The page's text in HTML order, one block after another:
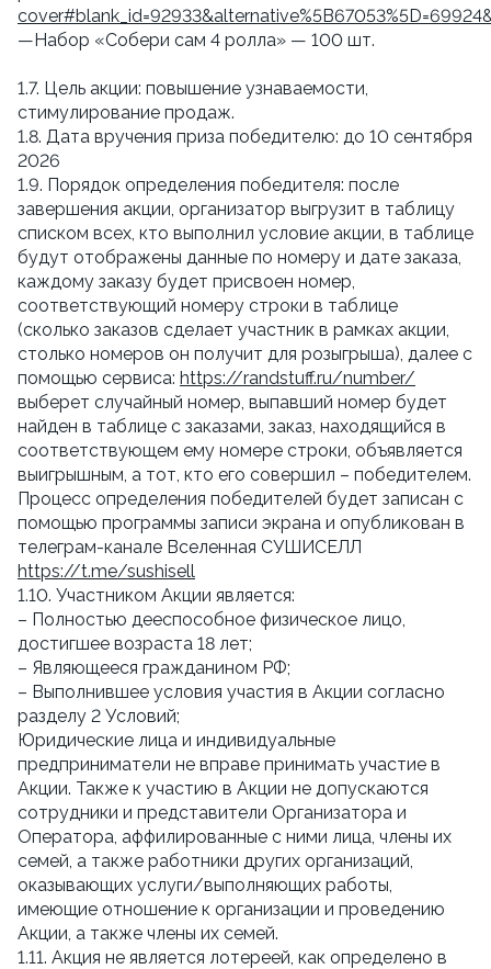
—Набор «Собери сам 4 ролла» — 100 шт.
1.7. Цель акции: повышение узнаваемости,
стимулирование продаж.
1.8. Дата вручения приза победителю: до 10 сентября
2026
1.9. Порядок определения победителя: после
завершения акции, организатор выгрузит в таблицу
списком всех, кто выполнил условие акции, в таблице
будут отображены данные по номеру и дате заказа,
каждому заказу будет присвоен номер,
соответствующий номеру строки в таблице
(сколько заказов сделает участник в рамках акции,
столько номеров он получит для розыгрыша), далее с
помощью сервиса: https://randstuff.ru/number/
выберет случайный номер, выпавший номер будет
найден в таблице с заказами, заказ, находящийся в
соответствующем ему номере строки, объявляется
выигрышным, а тот, кто его совершил – победителем.
Процесс определения победителей будет записан с
помощью программы записи экрана и опубликован в
телеграм-канале Вселенная СУШИСЕЛЛ
https://t.me/sushisell
1.10. Участником Акции является:
– Полностью дееспособное физическое лицо,
достигшее возраста 18 лет;
– Являющееся гражданином РФ;
– Выполнившее условия участия в Акции согласно
разделу 2 Условий;
Юридические лица и индивидуальные
предприниматели не вправе принимать участие в
Акции. Также к участию в Акции не допускаются
сотрудники и представители Организатора и
Оператора, аффилированные с ними лица, члены их
семей, а также работники других организаций,
оказывающих услуги/выполняющих работы,
имеющие отношение к организации и проведению
Акции, а также члены их семей.
1.11. Акция не является лотереей, как определено в